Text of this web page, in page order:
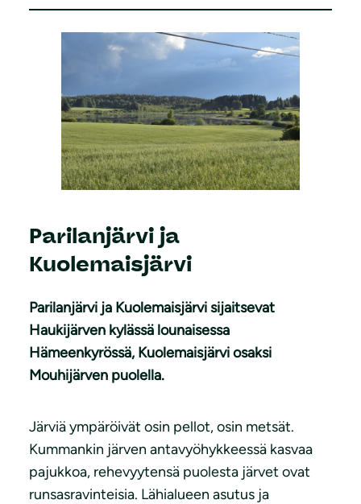
Parilanjärvi ja
Kuolemaisjärvi
Parilanjärvi ja Kuolemaisjärvi sijaitsevat
Haukijärven kylässä lounaisessa
Hämeenkyrössä, Kuolemaisjärvi osaksi
Mouhijärven puolella.
Järviä ympäröivät osin pellot, osin metsät.
Kummankin järven antavyöhykkeessä kasvaa
pajukkoa, rehevyytensä puolesta järvet ovat
runsasravinteisia. Lähialueen asutus ja